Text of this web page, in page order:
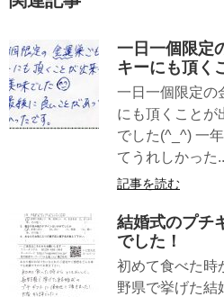
一日一個限定
キーにも頂く
一日一個限定の
にも頂くことが
でした(^_^) 一
てうれしかった
記事を読む
結婚式のプチ
でした！
初めて食べた時
野県で挙げた結